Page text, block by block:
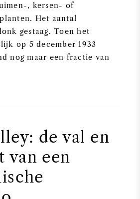
, kersen- of
Het aantal
gestaag. Toen het
op 5 december 1933
nog maar een fractie van
de val en
van een